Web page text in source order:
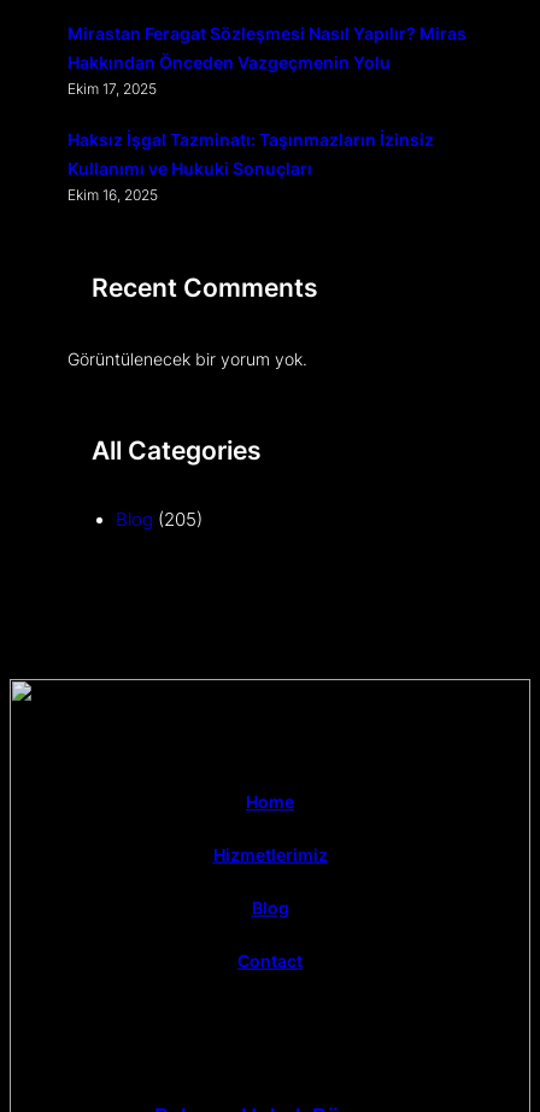
Mirastan Feragat Sözleşmesi Nasıl Yapılır? Miras
Hakkından Önceden Vazgeçmenin Yolu
Ekim 17, 2025
Haksız İşgal Tazminatı: Taşınmazların İzinsiz
Kullanımı ve Hukuki Sonuçları
Ekim 16, 2025
Recent Comments
Görüntülenecek bir yorum yok.
All Categories
Blog (205)
Home
Hizmetlerimiz
Blog
Contact